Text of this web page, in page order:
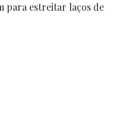
para estreitar laços de